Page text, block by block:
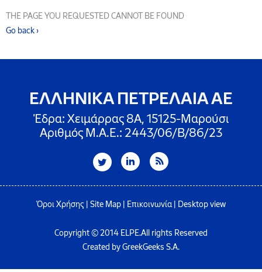
THE PAGE YOU REQUESTED CANNOT BE FOUND
Go back ›
ΕΛΛΗΝΙΚΑ ΠΕΤΡΕΛΑΙΑ ΑΕ
Έδρα: Χειμάρρας 8A, 15125-Μαρούσι
Αριθμός Μ.Α.Ε.: 2443/06/Β/86/23
Όροι Χρήσης Site Map Επικοινωνία| Desktop view
Copyright © 2014 ELPE.All rights Reserved
Created by GreekGeeks S.A.